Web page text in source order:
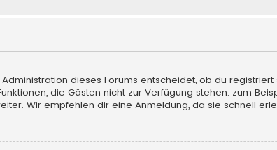
dieses Forums entscheidet, ob du
die Gästen nicht zur Verfügung stehen: zum
Wir empfehlen dir eine Anmeldung, da sie schnell